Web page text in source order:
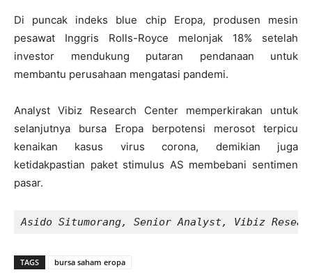
Di puncak indeks blue chip Eropa, produsen mesin
pesawat Inggris Rolls-Royce melonjak 18% setelah
investor mendukung putaran pendanaan untuk
membantu perusahaan mengatasi pandemi.
Analyst Vibiz Research Center memperkirakan untuk
selanjutnya bursa Eropa berpotensi merosot terpicu
kenaikan kasus virus corona, demikian juga
ketidakpastian paket stimulus AS membebani sentimen
pasar.
Asido Situmorang, Senior Analyst, Vibiz
TAGS bursa saham eropa